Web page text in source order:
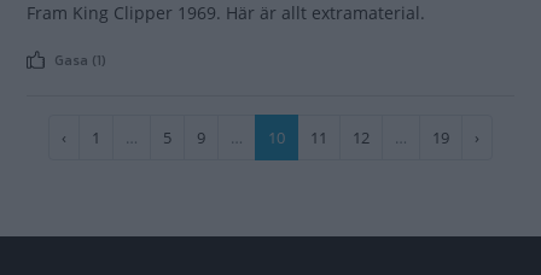
Fram King Clipper 1969. Här är allt extramaterial.
Gasa (1)
Paginering
Föregående
‹ Sida
1 … Sida
5 Sida
9 …
Nuvarande
10 Sida
11 Sida
12 … Sida
19
Nästa
›